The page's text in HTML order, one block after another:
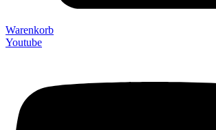
Warenkorb
Youtube